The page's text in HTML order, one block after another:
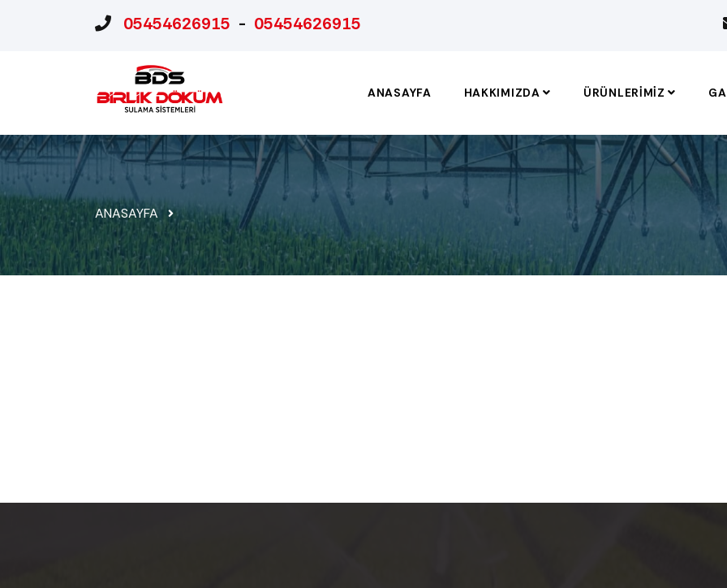
05454626915 - 05454626915
ANASAYFA HAKKIMIZDA ÜRÜNLERIMIZ
ANASAYFA